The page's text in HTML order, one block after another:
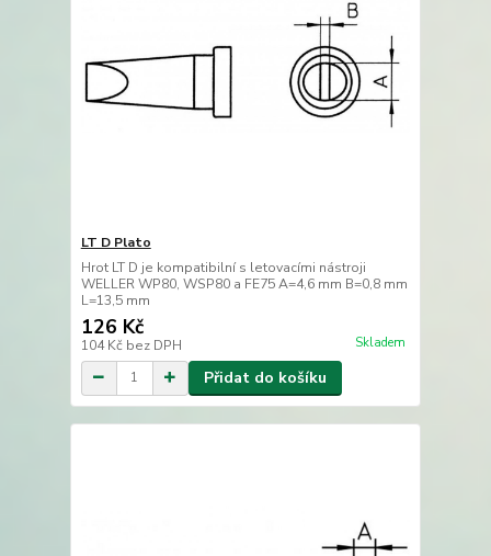
LT D Plato
Hrot LT D je kompatibilní s letovacími nástroji
WELLER WP80, WSP80 a FE75 A=4,6 mm B=0,8 mm
L=13,5 mm
126 Kč
104 Kč bez DPH Skladem
Přidat do košíku